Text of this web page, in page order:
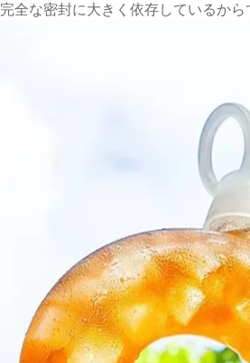
完全な密封に大きく依存しているから